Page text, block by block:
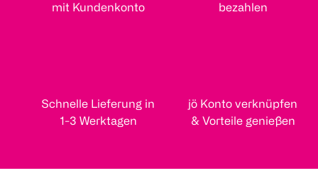
mit Kundenkonto
bezahlen
Schnelle Lieferung in
1-3 Werktagen
jö Konto verknüpfen
& Vorteile genießen